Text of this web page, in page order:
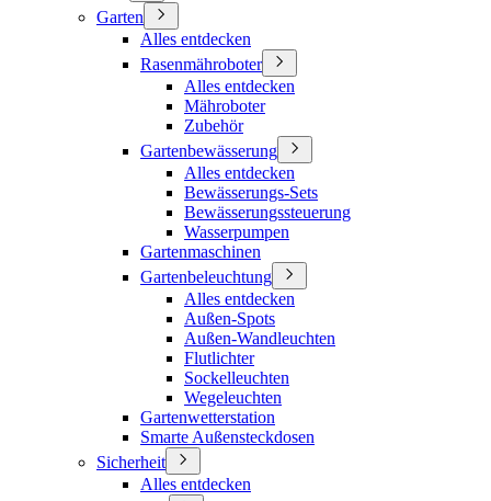
Garten
Alles entdecken
Rasenmähroboter
Alles entdecken
Mähroboter
Zubehör
Gartenbewässerung
Alles entdecken
Bewässerungs-Sets
Bewässerungssteuerung
Wasserpumpen
Gartenmaschinen
Gartenbeleuchtung
Alles entdecken
Außen-Spots
Außen-Wandleuchten
Flutlichter
Sockelleuchten
Wegeleuchten
Gartenwetterstation
Smarte Außensteckdosen
Sicherheit
Alles entdecken